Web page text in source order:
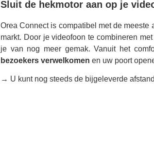
Sluit de hekmotor aan op je
Orea Connect is compatibel met de meeste
markt. Door je videofoon te combineren
je van nog meer gemak. Vanuit het
bezoekers verwelkomen en uw poort
→ U kunt nog steeds de bijgeleverde